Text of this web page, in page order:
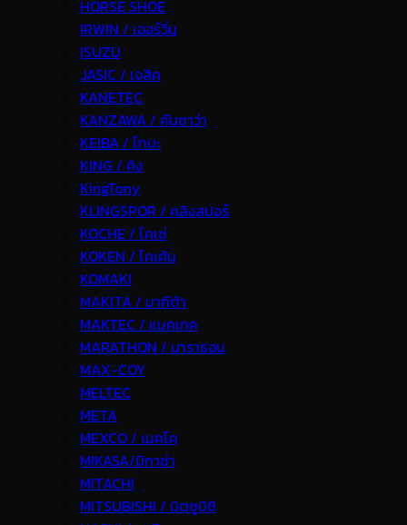
HORSE SHOE
IRWIN / เออร์วิ่น
ISUZU
JASIC / เจสิค
KANETEC
KANZAWA / คันซาว่า
KEIBA / ไกบะ
KING / คิง
KingTony
KLINGSPOR / คลิงสปอร์
KOCHE / โคเช่
KOKEN / โคเค้น
KOMAKI
MAKITA / มากีต้า
MAKTEC / แมคเทค
MARATHON / มาราธอน
MAX-COY
MELTEC
META
MEXCO / เมคโค
MIKASA/มิกาซ่า
MITACHI
MITSUBISHI / มิตซูบิชิ